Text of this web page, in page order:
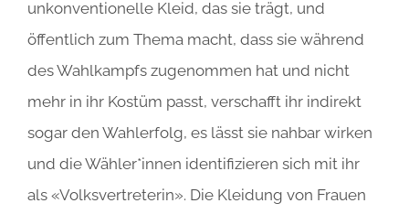
unkonventionelle Kleid, das sie trägt, und
öffentlich zum Thema macht, dass sie während
des Wahlkampfs zugenommen hat und nicht
mehr in ihr Kostüm passt, verschafft ihr indirekt
sogar den Wahlerfolg, es lässt sie nahbar wirken
und die Wähler*innen identifizieren sich mit ihr
als «Volksvertreterin». Die Kleidung von Frauen